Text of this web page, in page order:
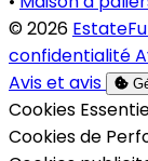
© 2026
confidentialité
Avis et avis
Activer
Cookies
Activer
Cookies de